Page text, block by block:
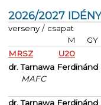
2026/2027
verseny / csapat
M
GY
MRSZ
U20
dr. Tarnawa
MAFC
dr. Tarnawa